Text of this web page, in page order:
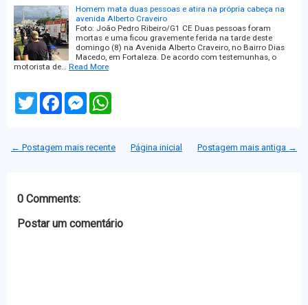
Homem mata duas pessoas e atira na própria cabeça na
avenida Alberto Craveiro
Foto: João Pedro Ribeiro/G1 CE Duas pessoas foram
mortas e uma ficou gravemente ferida na tarde deste
domingo (8) na Avenida Alberto Craveiro, no Bairro Dias
Macedo, em Fortaleza. De acordo com testemunhas, o
motorista de… Read More
T
w
e
F
o
M
n
A
← Postagem mais recente Postagem mais antiga →
Página inicial
0 Comments:
Postar um comentário